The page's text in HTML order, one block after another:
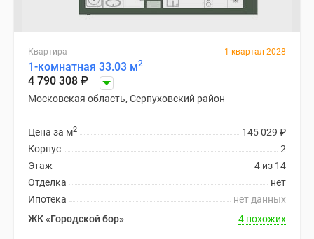
Квартира 1 квартал 2028
1-комнатная 33.03 м2
4 790 308 ₽
Московская область, Серпуховский район
145 029 ₽
Цена за м2
2
Корпус
4 из 14
Этаж
нет
Отделка
нет данных
Ипотека
ЖК «Городской бор»
4 похожих